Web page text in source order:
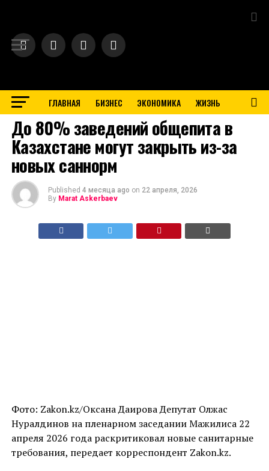
ГЛАВНАЯ БИЗНЕС ЭКОНОМИКА ЖИЗНЬ
BUSINESS
До 80% заведений общепита в
Казахстане могут закрыть из-за
новых саннорм
Published 4 месяца ago on 22 апреля, 2026
By Marat Askerbaev
Фото: Zakon.kz/Оксана Даирова Депутат Олжас
Нуралдинов на пленарном заседании Мажилиса 22
апреля 2026 года раскритиковал новые санитарные
требования, передает корреспондент Zakon.kz.